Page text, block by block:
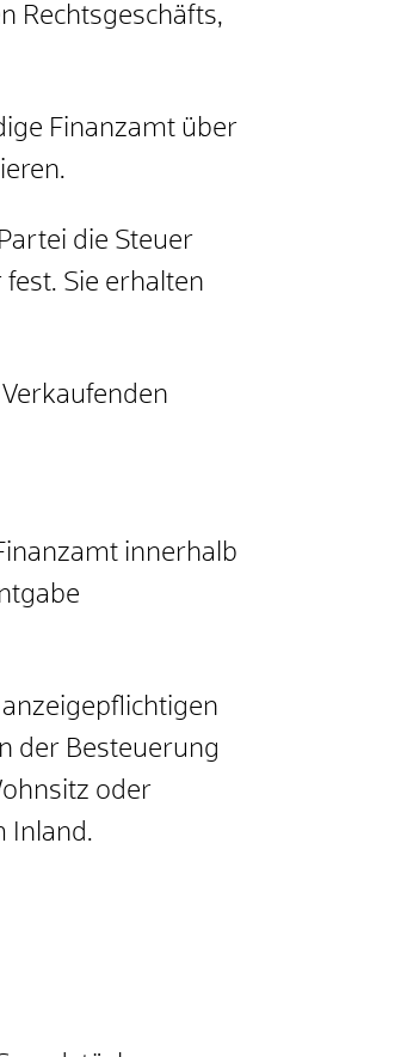
Rechtsgeschäfts,
Finanzamt über
die Steuer
Sie erhalten
innerhalb
der Besteuerung
oder
Inland.